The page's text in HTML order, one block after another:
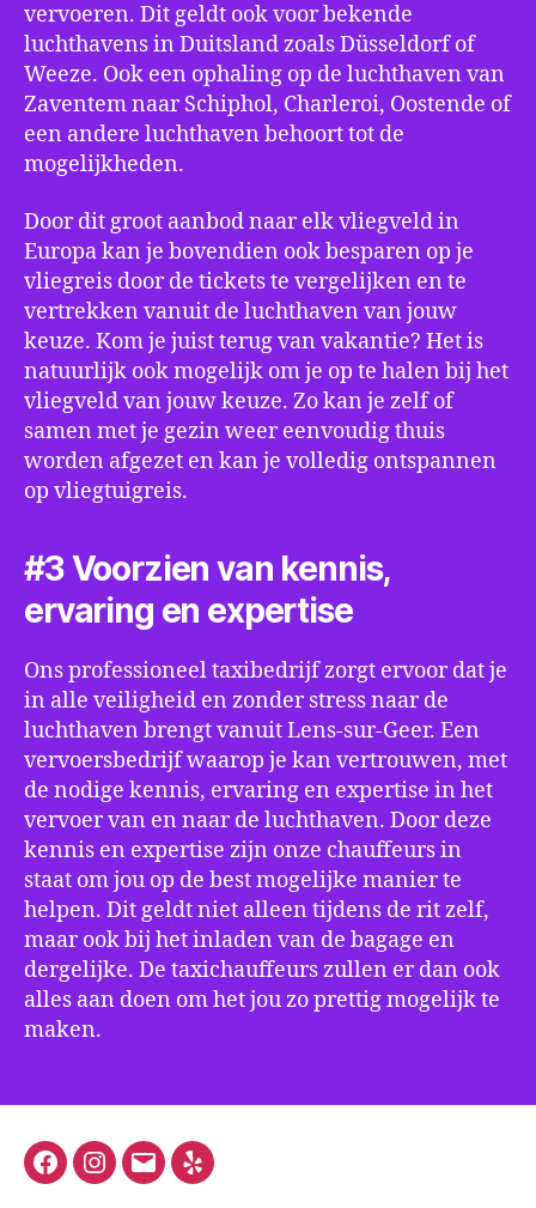
vervoeren. Dit geldt ook voor bekende
luchthavens in Duitsland zoals Düsseldorf of
Weeze. Ook een ophaling op de luchthaven van
Zaventem naar Schiphol, Charleroi, Oostende of
een andere luchthaven behoort tot de
mogelijkheden.
Door dit groot aanbod naar elk vliegveld in
Europa kan je bovendien ook besparen op je
vliegreis door de tickets te vergelijken en te
vertrekken vanuit de luchthaven van jouw
keuze. Kom je juist terug van vakantie? Het is
natuurlijk ook mogelijk om je op te halen bij het
vliegveld van jouw keuze. Zo kan je zelf of
samen met je gezin weer eenvoudig thuis
worden afgezet en kan je volledig ontspannen
op vliegtuigreis.
#3 Voorzien van kennis,
ervaring en expertise
Ons professioneel taxibedrijf zorgt ervoor dat je
in alle veiligheid en zonder stress naar de
luchthaven brengt vanuit Lens-sur-Geer. Een
vervoersbedrijf waarop je kan vertrouwen, met
de nodige kennis, ervaring en expertise in het
vervoer van en naar de luchthaven. Door deze
kennis en expertise zijn onze chauffeurs in
staat om jou op de best mogelijke manier te
helpen. Dit geldt niet alleen tijdens de rit zelf,
maar ook bij het inladen van de bagage en
dergelijke. De taxichauffeurs zullen er dan ook
alles aan doen om het jou zo prettig mogelijk te
maken.
FacebookInstagram
E-
Yelp